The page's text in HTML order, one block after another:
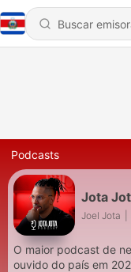
Podcasts
Jota
Joel Jota
O maior podcast de
ouvido do país em 2025. Comandado por Joel